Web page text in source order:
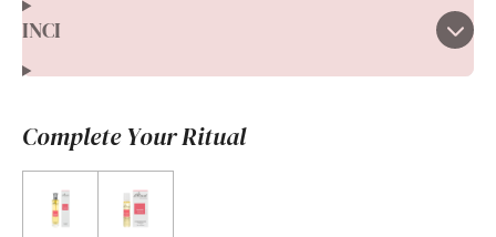
INCI
Complete Your Ritual